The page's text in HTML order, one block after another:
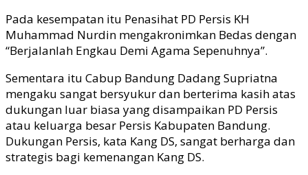
Pada kesempatan itu Penasihat PD Persis KH
Muhammad Nurdin mengakronimkan Bedas dengan
“Berjalanlah Engkau Demi Agama Sepenuhnya”.
Sementara itu Cabup Bandung Dadang Supriatna
mengaku sangat bersyukur dan berterima kasih atas
dukungan luar biasa yang disampaikan PD Persis
atau keluarga besar Persis Kabupaten Bandung.
Dukungan Persis, kata Kang DS, sangat berharga dan
strategis bagi kemenangan Kang DS.